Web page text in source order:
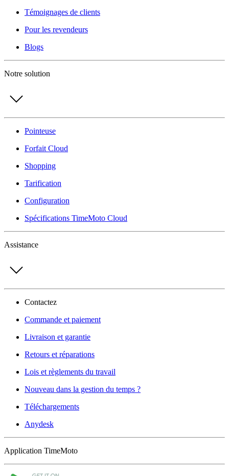
Témoignages de clients
Pour les revendeurs
Blogs
Notre solution
Pointeuse
Forfait Cloud
Shopping
Tarification
Configuration
Spécifications TimeMoto Cloud
Assistance
Contactez
Commande et paiement
Livraison et garantie
Retours et réparations
Lois et règlements du travail
Nouveau dans la gestion du temps ?
Téléchargements
Anydesk
Application TimeMoto